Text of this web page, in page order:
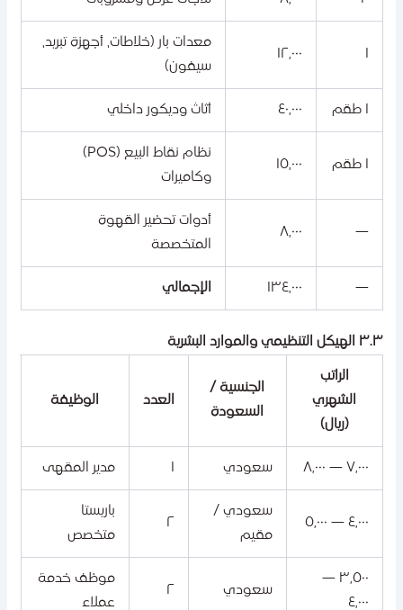
١٢,٠٠٠
معدات بار (خلاطات، أجهزة تبريد،
سيفون)
أثاث وديكور داخلي
١٥,٠٠٠
نظام نقاط البيع (POS)
وكاميرات
أدوات تحضير القهوة
المتخصصة
١٣٤,٠٠٠ الإجمالي
التنظيمي والموارد البشرية
الراتب
الشهري
(ريال)
الجنسية /
السعودة
العدد الوظيفة
سعودي مدير المقهى
سعودي /
مقيم
باريستا
متخصص
٣,٥٠٠ —
سعودي
موظف خدمة
عملاء